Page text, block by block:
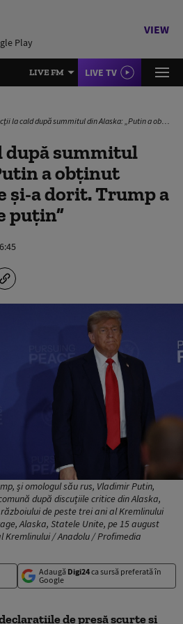
Play
VIEW
LIVE FM LIVE TV
cald după summitul din Alaska: „Putin a obţinut aproape tot ce şi-a dorit. Trump a obţinut foarte puţin”
după summitul
a obţinut
şi-a dorit. Trump a
puţin”
și omologul său rus, Vladimir Putin,
după discuțiile critice din Alaska,
de peste trei ani al Kremlinului
Alaska, Statele Unite, pe 15 august
Kremlinului / Anadolu / Profimedia
Adaugă Digi24ca sursă preferată în
Google
de presă scurte şi